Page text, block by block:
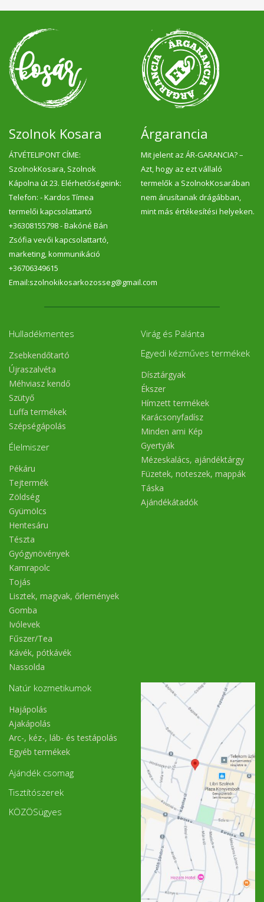
Szolnok Kosara
ÁTVÉTELIPONT CÍME:
SzolnokKosara, Szolnok
Kápolna út 23. Elérhetőségeink:
Telefon: - Kardos Tímea
termelői kapcsolattartó
+36308155798 - Bakóné Bán
Zsófia vevői kapcsolattartó,
marketing, kommunikáció
+36706349615
Email:szolnokikosarkozosseg@gmail.com
Árgarancia
Mit jelent az ÁR-GARANCIA? –
Azt, hogy az ezt vállaló
termelők a SzolnokKosarában
nem árusítanak drágábban,
mint más értékesítési helyeken.
Hulladékmentes
Zsebkendőtartó
Újraszalvéta
Méhviasz kendő
Szütyő
Luffa termékek
Szépségápolás
Élelmiszer
Pékáru
Tejtermék
Zöldség
Gyümölcs
Hentesáru
Tészta
Gyógynövények
Kamrapolc
Tojás
Lisztek, magvak, őrlemények
Gomba
Ivólevek
Fűszer/Tea
Kávék, pótkávék
Nassolda
Virág és Palánta
Egyedi kézműves termékek
Dísztárgyak
Ékszer
Hímzett termékek
Karácsonyfadísz
Minden ami Kép
Gyertyák
Mézeskalács, ajándéktárgy
Füzetek, noteszek, mappák
Táska
Ajándékátadók
Natúr kozmetikumok
Hajápolás
Ajakápolás
Arc-, kéz-, láb- és testápolás
Egyéb termékek
Ajándék csomag
Tisztítószerek
KÖZÖSügyes